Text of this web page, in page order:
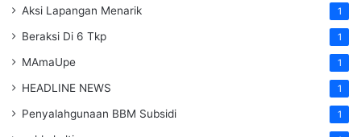
Aksi Lapangan Menarik 1
Beraksi Di 6 Tkp 1
MAmaUpe 1
HEADLINE NEWS 1
Penyalahgunaan BBM Subsidi 1